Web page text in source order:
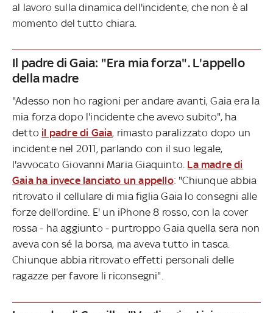
al lavoro sulla dinamica dell'incidente, che non è al
momento del tutto chiara.
Il padre di Gaia: "Era mia forza". L'appello
della madre
"Adesso non ho ragioni per andare avanti, Gaia era la
mia forza dopo l'incidente che avevo subito", ha
detto il padre di Gaia, rimasto paralizzato dopo un
incidente nel 2011, parlando con il suo legale,
l'avvocato Giovanni Maria Giaquinto. La madre di
Gaia ha invece lanciato un appello: "Chiunque abbia
ritrovato il cellulare di mia figlia Gaia lo consegni alle
forze dell'ordine. E' un iPhone 8 rosso, con la cover
rossa - ha aggiunto - purtroppo Gaia quella sera non
aveva con sé la borsa, ma aveva tutto in tasca.
Chiunque abbia ritrovato effetti personali delle
ragazze per favore li riconsegni".